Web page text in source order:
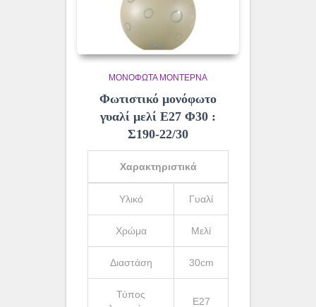
ΜΟΝΌΦΩΤΑ ΜΟΝΤΈΡΝΑ
Φωτιστικό μονόφωτο
γυαλί μελί Ε27 Φ30 :
Σ190-22/30
Χαρακτηριστικά
Υλικό Γυαλί
Χρώμα Μελί
Διαστάση 30cm
Τύπος
Ε27